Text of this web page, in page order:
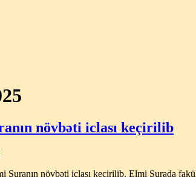
növbəti iclası keçirilib
növbəti iclası keçirilib. Elmi Şurada